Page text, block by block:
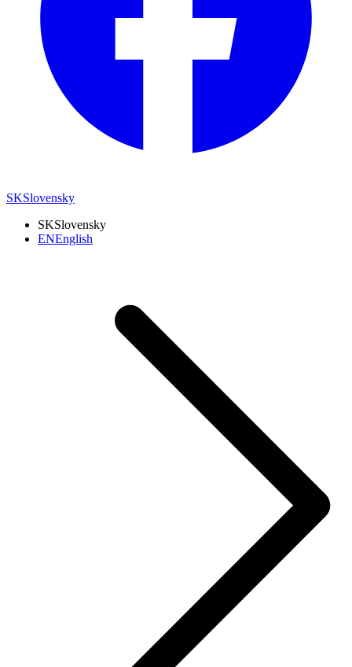
SKSlovensky
SKSlovensky
ENEnglish